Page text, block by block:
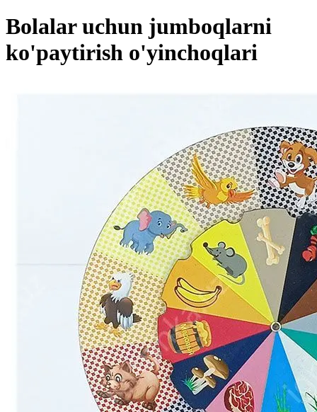
Bolalar uchun jumboqlarni
ko'paytirish o'yinchoqlari